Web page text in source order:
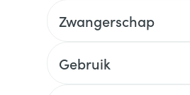
Zwangerschap
Gebruik